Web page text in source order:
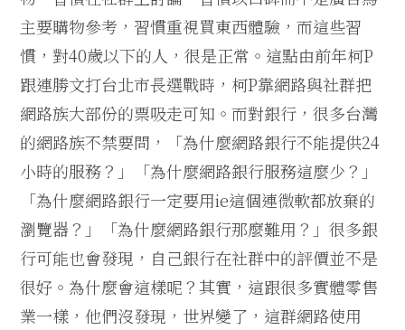
主要購物參考，習慣重視買東西體驗，而這些習
慣，對40歲以下的人，很是正常。這點由前年柯P
跟連勝文打台北市長選戰時，柯P靠網路與社群把
網路族大部份的票吸走可知。而對銀行，很多台灣
的網路族不禁要問，「為什麼網路銀行不能提供24
小時的服務？」「為什麼網路銀行服務這麼少？」
「為什麼網路銀行一定要用ie這個連微軟都放棄的
瀏覽器？」「為什麼網路銀行那麼難用？」很多銀
行可能也會發現，自己銀行在社群中的評價並不是
很好。為什麼會這樣呢？其實，這跟很多實體零售
業一樣，他們沒發現，世界變了，這群網路使用